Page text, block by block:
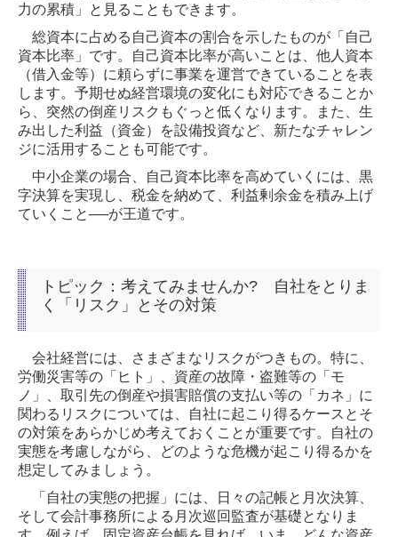
力の累積」と見ることもできます。
総資本に占める自己資本の割合を示したものが「自己
資本比率」です。自己資本比率が高いことは、他人資本
（借入金等）に頼らずに事業を運営できていることを表
します。予期せぬ経営環境の変化にも対応できることか
ら、突然の倒産リスクもぐっと低くなります。また、生
み出した利益（資金）を設備投資など、新たなチャレン
ジに活用することも可能です。
中小企業の場合、自己資本比率を高めていくには、黒
字決算を実現し、税金を納めて、利益剰余金を積み上げ
ていくこと──が王道です。
トピック：考えてみませんか? 自社をとりま
く「リスク」とその対策
会社経営には、さまざまなリスクがつきもの。特に、
労働災害等の「ヒト」、資産の故障・盗難等の「モ
ノ」、取引先の倒産や損害賠償の支払い等の「カネ」に
関わるリスクについては、自社に起こり得るケースとそ
の対策をあらかじめ考えておくことが重要です。自社の
実態を考慮しながら、どのような危機が起こり得るかを
想定してみましょう。
「自社の実態の把握」には、日々の記帳と月次決算、
そして会計事務所による月次巡回監査が基礎となりま